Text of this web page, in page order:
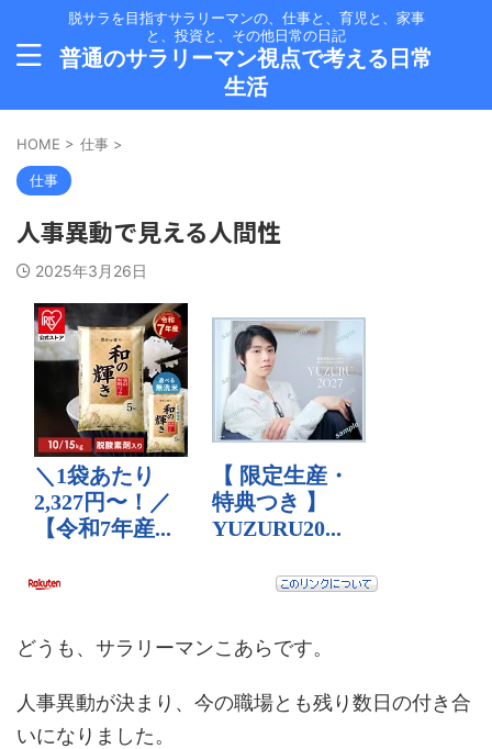
脱サラを目指すサラリーマンの、仕事と、育児と、家事
と、投資と、その他日常の日記
普通のサラリーマン視点で考える日常
生活
HOME > 仕事 >
仕事
人事異動で見える人間性
2025年3月26日
どうも、サラリーマンこあらです。
人事異動が決まり、今の職場とも残り数日の付き合
いになりました。